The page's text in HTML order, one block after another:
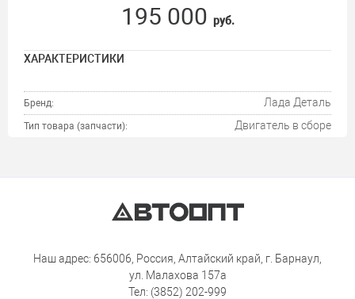
195 000 руб.
ХАРАКТЕРИСТИКИ
Бренд: Лада Деталь
Тип товара (запчасти): Двигатель в сборе
Наш адрес: 656006, Россия, Алтайский край, г. Барнаул,
ул. Малахова 157а
Тел: (3852) 202-999